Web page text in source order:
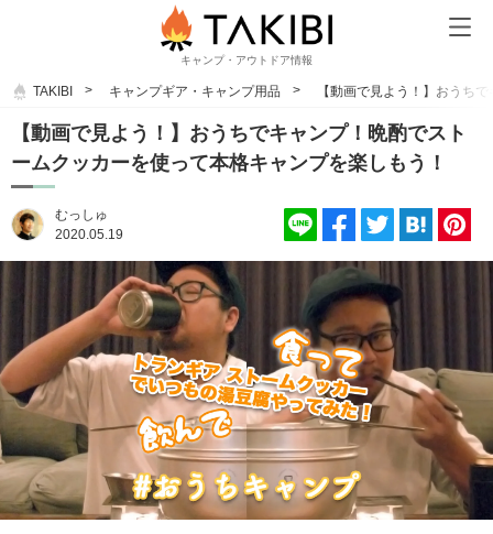
キャンプ・アウトドア情報
TAKIBI キャンプギア・キャンプ用品 【動画で見よう！】おうち
【動画で見よう！】おうちでキャンプ！晩酌でスト
ームクッカーを使って本格キャンプを楽しもう！
むっしゅ
2020.05.19